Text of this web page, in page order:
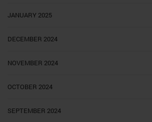
JANUARY 2025
DECEMBER 2024
NOVEMBER 2024
OCTOBER 2024
SEPTEMBER 2024